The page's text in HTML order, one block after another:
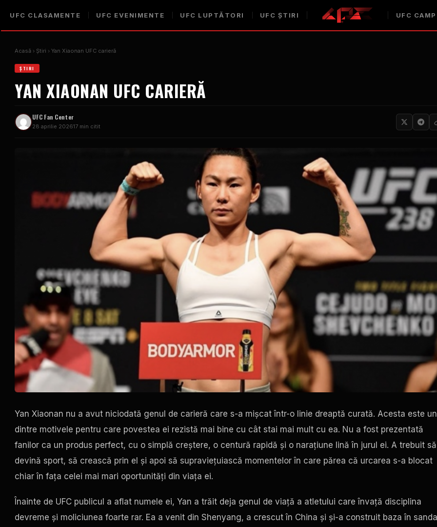
UFC CLASAMENTE UFC EVENIMENTE UFC LUPTĂTORI UFC ȘTIRI UFC
Acasă Știri Yan Xiaonan UFC carieră
ȘTIRI
YAN XIAONAN UFC CARIERĂ
UFCFan Center
28 aprilie 202617 min citit
Yan Xiaonan nu a avut niciodată genul de carieră care s-a mișcat într-o linie dreaptă curată. Acesta este
dintre motivele pentru care povestea ei rezistă mai bine cu cât stai mai mult cu ea. Nu a fost prezentată
fanilor ca un produs perfect, cu o simplă creștere, o centură rapidă și o narațiune lină în jurul ei. A trebuit să
devină sport, să crească prin el și apoi să supraviețuiască momentelor în care părea că urcarea s-a blocat
chiar în fața celei mai mari oportunități din viața ei.
Înainte de UFC publicul a aflat numele ei, Yan a trăit deja genul de viață a atletului care învață disciplina
devreme și moliciunea foarte rar. Ea a venit din Shenyang, a crescut în China și și-a construit baza în sanda